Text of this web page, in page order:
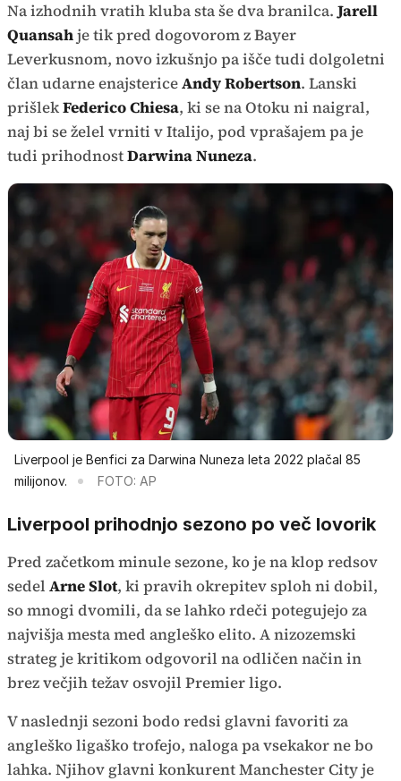
Na izhodnih vratih kluba sta še dva branilca.Jarell
Quansahje tik pred dogovorom z Bayer
Leverkusnom, novo izkušnjo pa išče tudi dolgoletni
član udarne enajstericeAndy Robertson. Lanski
prišlekFederico Chiesa, ki se na Otoku ni naigral,
naj bi se želel vrniti v Italijo, pod vprašajem pa je
tudi prihodnostDarwina Nuneza.
Liverpool je Benfici za Darwina Nuneza leta 2022 plačal 85
milijonov.
FOTO: AP
Liverpool prihodnjo sezono po več lovorik
Pred začetkom minule sezone, ko je na klop redsov
sedel Arne Slot, ki pravih okrepitev sploh ni dobil,
so mnogi dvomili, da se lahko rdeči potegujejo za
najvišja mesta med angleško elito. A nizozemski
strateg je kritikom odgovoril na odličen način in
brez večjih težav osvojil Premier ligo.
V naslednji sezoni bodo redsi glavni favoriti za
angleško ligaško trofejo, naloga pa vsekakor ne bo
lahka. Njihov glavni konkurent Manchester City je